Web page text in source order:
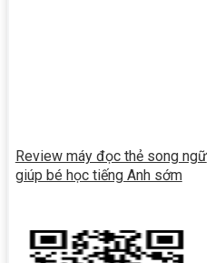
Review máy đọc thẻ song ngữ
giúp bé học tiếng Anh sớm